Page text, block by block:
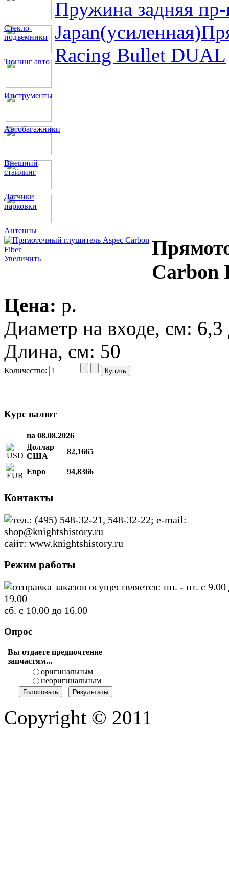
Стекло-
подъемники
Тюнинг авто
Инструменты
Автобагажники
Внешний
стайлинг
Датчики
парковки
Антенны
Пружина задняя
Japan(усиленная)
Racing Bullet DUAL
Увеличить
Carbon
Цена: p.
Диаметр на входе, см:
Длина, см: 50
Количество:
Курс валют
на 08.08.2026
Доллар
США
82,1665
Евро 94,8366
Контакты
тел.: (495) 548-32-21, 548-32-22; e-mail:
shop@knightshistory.ru
сайт: www.knightshistory.ru
Режим работы
отправка заказов осуществляется: пн. - пт. с 9.00
19.00
сб. с 10.00 до 16.00
Опрос
Вы отдаете предпочтение
запчастям...
оригинальным
неоригинальным
Copyright © 2011